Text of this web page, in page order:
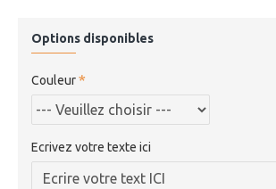
Options disponibles
Couleur
Ecrivez votre texte ici